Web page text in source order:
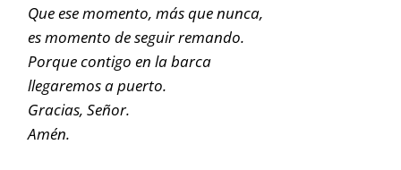
Que ese momento, más que nunca,
es momento de seguir remando.
Porque contigo en la barca
llegaremos a puerto.
Gracias, Señor.
Amén.